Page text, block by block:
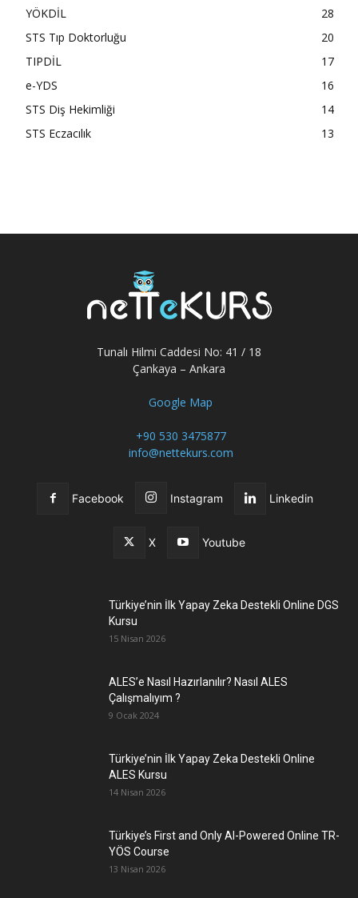
YÖKDİL
28
STS Tıp Doktorluğu
20
TIPDİL
17
e-YDS
16
STS Diş Hekimliği
14
STS Eczacılık
13
Tunalı Hilmi Caddesi No: 41 / 18
Çankaya – Ankara
Google Map
+90 530 3475877
info@nettekurs.com
Facebook Instagram Linkedin
X Youtube
Türkiye’nin İlk Yapay Zeka Destekli Online DGS
Kursu
15 Nisan 2026
ALES’e Nasıl Hazırlanılır? Nasıl ALES
Çalışmalıyım ?
9 Ocak 2024
Türkiye’nin İlk Yapay Zeka Destekli Online
ALES Kursu
14 Nisan 2026
Türkiye’s First and Only AI-Powered Online TR-
YÖS Course
13 Nisan 2026